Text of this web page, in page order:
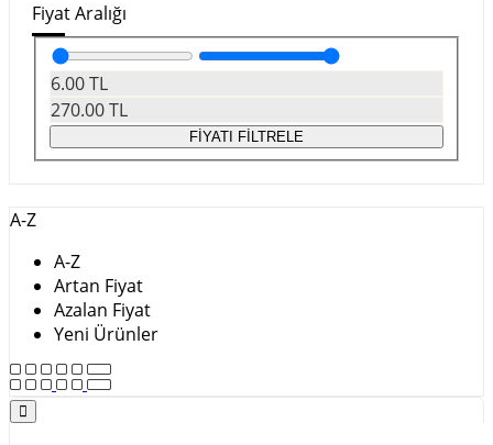
Fiyat Aralığı
6.00TL
270.00TL
FİYATI FİLTRELE
A-Z
A-Z
Artan Fiyat
Azalan Fiyat
Yeni Ürünler